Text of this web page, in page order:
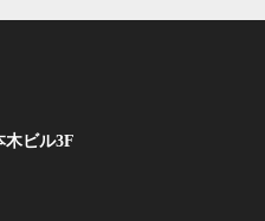
木ビル3F